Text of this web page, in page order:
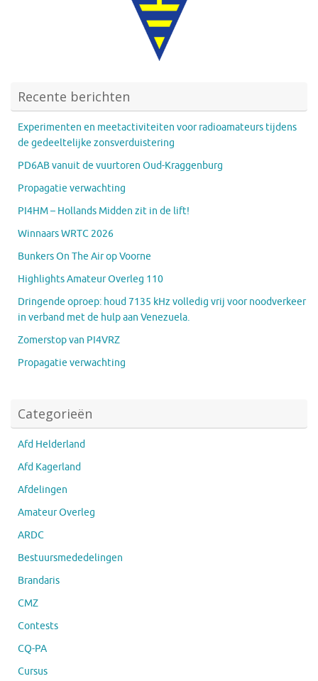
Recente berichten
Experimenten en meetactiviteiten voor radioamateurs tijdens
de gedeeltelijke zonsverduistering
PD6AB vanuit de vuurtoren Oud-Kraggenburg
Propagatie verwachting
PI4HM – Hollands Midden zit in de lift!
Winnaars WRTC 2026
Bunkers On The Air op Voorne
Highlights Amateur Overleg 110
Dringende oproep: houd 7135 kHz volledig vrij voor noodverkeer
in verband met de hulp aan Venezuela.
Zomerstop van PI4VRZ
Propagatie verwachting
Categorieën
Afd Helderland
Afd Kagerland
Afdelingen
Amateur Overleg
ARDC
Bestuursmededelingen
Brandaris
CMZ
Contests
CQ-PA
Cursus